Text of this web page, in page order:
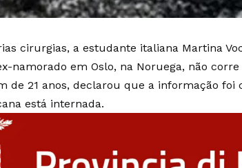
cirurgias, a estudante italiana Martina
namorado em Oslo, na Noruega, não
de 21 anos, declarou que a informação
está internada.